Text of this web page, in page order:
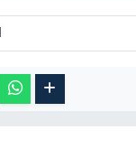
ve Fikstür